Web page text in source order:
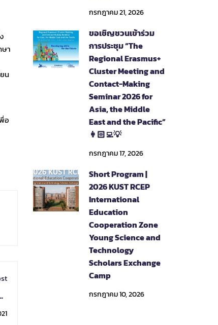
า
น
อ
กรกฎาคม 21, 2026
ขอเชิญชวนเข้าร่วม
การประชุม “The
Regional Erasmus+
Cluster Meeting and
Contact-Making
Seminar 2026 for
Asia, the Middle
East and the Pacific”
👩🏻‍💻💡
กรกฎาคม 17, 2026
Short Program |
2026 KUST RCEP
International
Education
Cooperation Zone
Young Science and
Technology
Scholars Exchange
Camp
กรกฎาคม 10, 2026